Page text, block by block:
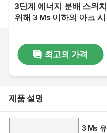
3단계 에너지 분배 스위
위해 3 Ms 이하의 아크
최고의 가격
제품 설명
3 Ms